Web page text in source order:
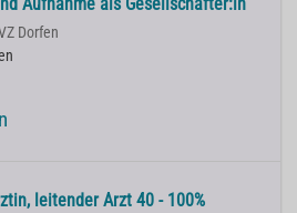
Dorfen
leitender Arzt 40 - 100%